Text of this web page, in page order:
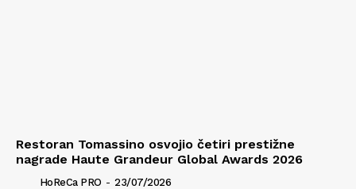
Restoran Tomassino osvojio četiri prestižne
nagrade Haute Grandeur Global Awards 2026
HoReCa PRO - 23/07/2026